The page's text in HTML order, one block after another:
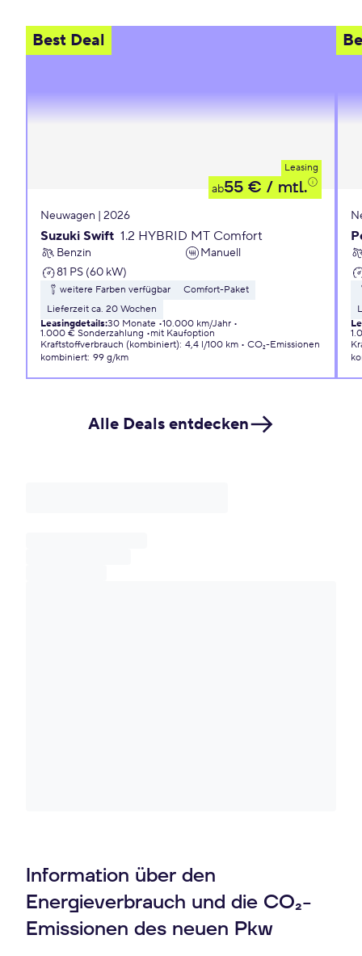
Best Deal
Leasing
ab55 € / mtl.
Neuwagen | 2026
Suzuki Swift 1.2 HYBRID MT Comfort
Benzin
Manuell
81 PS (60 kW)
weitere Farben verfügbar
Comfort-Paket
Lieferzeit ca. 20 Wochen
Leasingdetails:30 Monate 10.000 km/Jahr
1.000 € Sonderzahlung
mit Kaufoption
Kraftstoffverbrauch (kombiniert): 4,4 l/100 km
CO₂-Emissionen
kombiniert: 99 g/km
Alle Deals entdecken
Information über den
Energieverbrauch und die CO₂-
Emissionen des neuen Pkw